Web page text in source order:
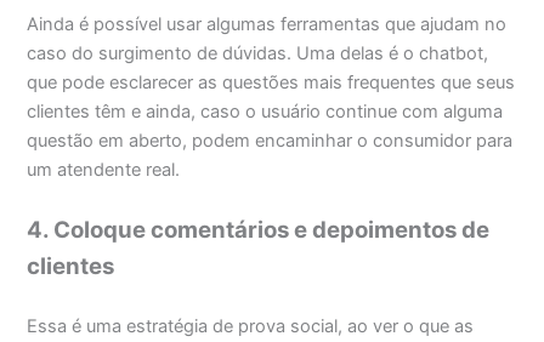
Ainda é possível usar algumas ferramentas que ajudam no
caso do surgimento de dúvidas. Uma delas é o chatbot,
que pode esclarecer as questões mais frequentes que seus
clientes têm e ainda, caso o usuário continue com alguma
questão em aberto, podem encaminhar o consumidor para
um atendente real.
4. Coloque comentários e depoimentos de
clientes
Essa é uma estratégia de prova social, ao ver o que as